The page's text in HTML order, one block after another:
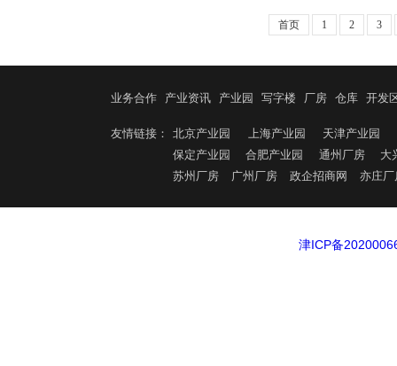
10余个河南省省级建设
理、服务、运营、品牌
体经济的发展做出贡献。
首页 1 2 3
业务合作 产业资讯 产业园 写字楼 厂房 仓库 开发
友情链接： 北京产业园 上海产业园
天津产业园
保定产业园
合肥产业园 通州厂房
大
苏州厂房
广州厂房 政企招商网 亦庄厂
津ICP备